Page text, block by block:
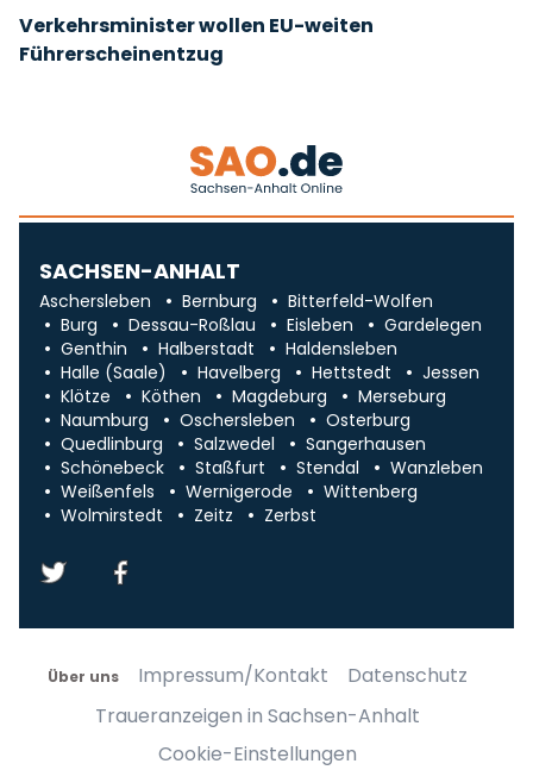
Verkehrsminister wollen EU-weiten
Führerscheinentzug
SACHSEN-ANHALT
Aschersleben Bernburg
Bitterfeld-Wolfen
Burg
Dessau-Roßlau Eisleben
Gardelegen
Genthin
Halberstadt
Haldensleben
Halle (Saale)
Havelberg Hettstedt
Jessen
Klötze
Köthen Magdeburg
Merseburg
Naumburg
Oschersleben
Osterburg
Quedlinburg
Salzwedel
Sangerhausen
Schönebeck
Staßfurt Stendal
Wanzleben
Weißenfels
Wernigerode
Wittenberg
Wolmirstedt
Zeitz Zerbst
Über uns Impressum/Kontakt
Datenschutz
Traueranzeigen in Sachsen-Anhalt
Cookie-Einstellungen